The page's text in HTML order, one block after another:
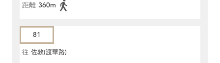
距離 360m
81
往 佐敦(渡華路)